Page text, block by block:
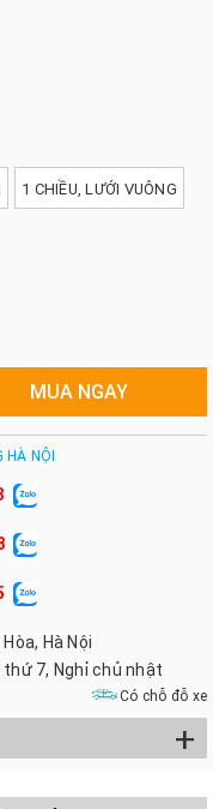
1 CHIỀU, LƯỚI VUÔNG
MUA NGAY
NỘI
Hà Nội
7, Nghỉ chủ nhật
Có chỗ đỗ xe
+